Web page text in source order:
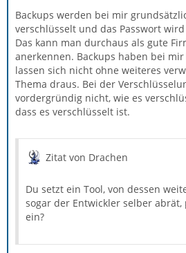
Backups werden bei mir
verschlüsselt und das Passwort
Das kann man durchaus als gute
anerkennen. Backups haben bei
lassen sich nicht ohne weiteres
Thema draus. Bei der
vordergründig nicht, wie es
dass es verschlüsselt ist.
Zitat von Drachen
Du setzt ein Tool, von dessen
sogar der Entwickler selber
ein?